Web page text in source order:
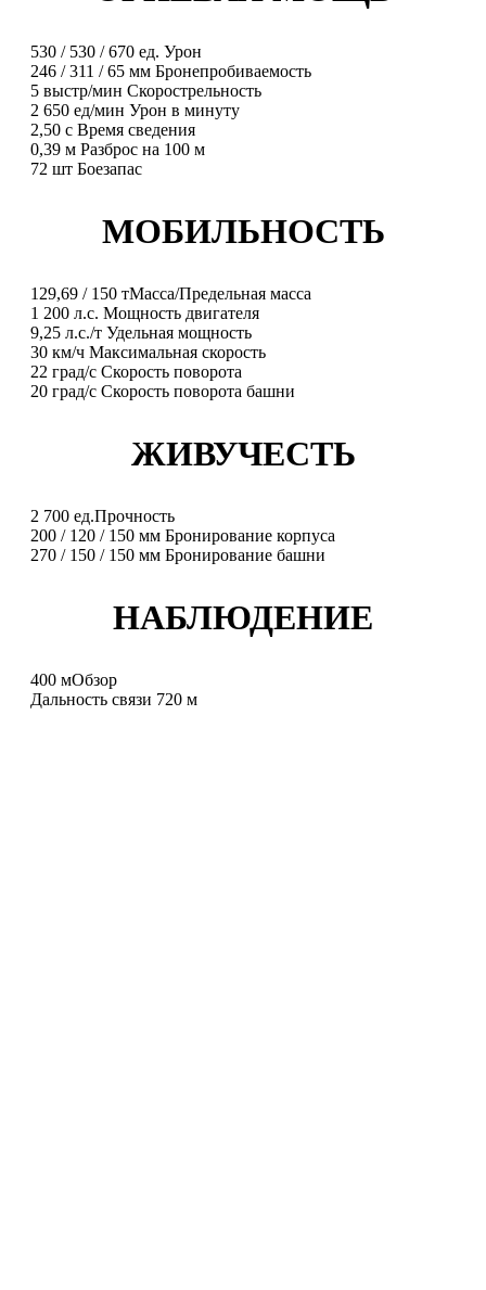
530 / 530 /670 ед. Урон
246 /311 /65 мм Бронепробиваемость
5 выстр/мин Скорострельность
2 650 ед/мин Урон в минуту
2,50 с Время сведения
0,39 м Разброс на 100 м
72 шт Боезапас
МОБИЛЬНОСТЬ
129,69 / 150 тМасса/Предельная масса
1 200 л.с. Мощность двигателя
9,25 л.с./т Удельная мощность
30 км/ч Максимальная скорость
22 град/с Скорость поворота
20 град/с Скорость поворота башни
ЖИВУЧЕСТЬ
2 700 ед.Прочность
200 / 120 / 150 мм Бронирование корпуса
270 / 150 / 150 мм Бронирование башни
НАБЛЮДЕНИЕ
400 мОбзор
Дальность связи 720 м